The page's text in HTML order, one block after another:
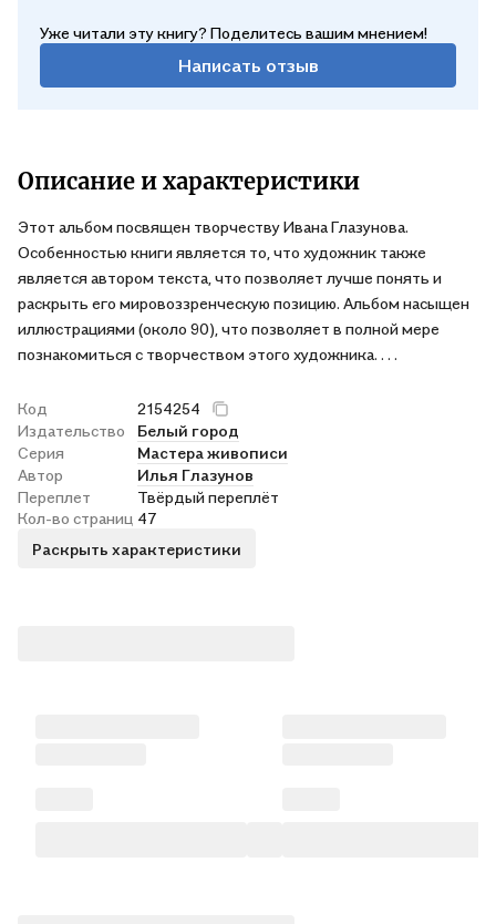
Уже читали эту книгу? Поделитесь вашим мнением!
Написать отзыв
Описание и характеристики
Этот альбом посвящен творчеству Ивана Глазунова.
Особенностью книги является то, что художник также
является автором текста, что позволяет лучше понять и
раскрыть его мировоззренческую позицию. Альбом насыщен
иллюстрациями (около 90), что позволяет в полной мере
познакомиться с творчеством этого художника. . . .
Код
2154254
Издательство
Белый город
Серия
Мастера живописи
Автор
Илья Глазунов
Переплет
Твёрдый переплёт
Кол-во страниц 47
Раскрыть характеристики